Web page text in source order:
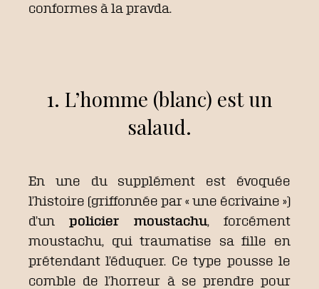
conformes à la pravda.
1. L’homme (blanc) est un
salaud.
En une du supplément est évoquée
l’histoire (griffonnée par « une écrivaine »)
d’unpolicier moustachu, forcément
moustachu, qui traumatise sa fille en
prétendant l’éduquer. Ce type pousse le
comble de l’horreur à se prendre pour